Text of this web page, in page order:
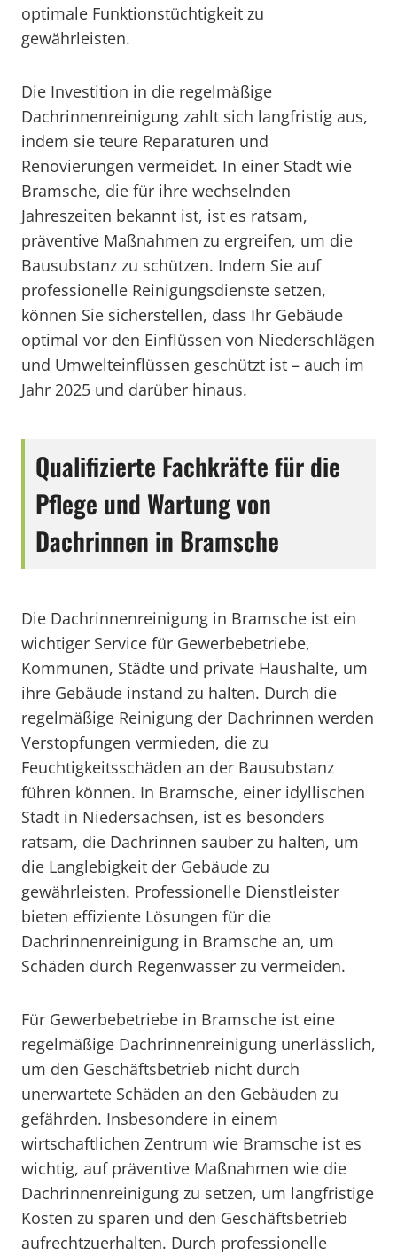
optimale Funktionstüchtigkeit zu
gewährleisten.
Die Investition in die regelmäßige
Dachrinnenreinigung zahlt sich langfristig aus,
indem sie teure Reparaturen und
Renovierungen vermeidet. In einer Stadt wie
Bramsche, die für ihre wechselnden
Jahreszeiten bekannt ist, ist es ratsam,
präventive Maßnahmen zu ergreifen, um die
Bausubstanz zu schützen. Indem Sie auf
professionelle Reinigungsdienste setzen,
können Sie sicherstellen, dass Ihr Gebäude
optimal vor den Einflüssen von Niederschlägen
und Umwelteinflüssen geschützt ist – auch im
Jahr 2025 und darüber hinaus.
Qualifizierte Fachkräfte für die
Pflege und Wartung von
Dachrinnen in Bramsche
Die Dachrinnenreinigung in Bramsche ist ein
wichtiger Service für Gewerbebetriebe,
Kommunen, Städte und private Haushalte, um
ihre Gebäude instand zu halten. Durch die
regelmäßige Reinigung der Dachrinnen werden
Verstopfungen vermieden, die zu
Feuchtigkeitsschäden an der Bausubstanz
führen können. In Bramsche, einer idyllischen
Stadt in Niedersachsen, ist es besonders
ratsam, die Dachrinnen sauber zu halten, um
die Langlebigkeit der Gebäude zu
gewährleisten. Professionelle Dienstleister
bieten effiziente Lösungen für die
Dachrinnenreinigung in Bramsche an, um
Schäden durch Regenwasser zu vermeiden.
Für Gewerbebetriebe in Bramsche ist eine
regelmäßige Dachrinnenreinigung unerlässlich,
um den Geschäftsbetrieb nicht durch
unerwartete Schäden an den Gebäuden zu
gefährden. Insbesondere in einem
wirtschaftlichen Zentrum wie Bramsche ist es
wichtig, auf präventive Maßnahmen wie die
Dachrinnenreinigung zu setzen, um langfristige
Kosten zu sparen und den Geschäftsbetrieb
aufrechtzuerhalten. Durch professionelle